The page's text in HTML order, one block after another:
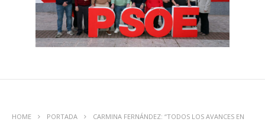
HOME PORTADA
CARMINA FERNÁNDEZ: “TODOS LOS AVANCES EN